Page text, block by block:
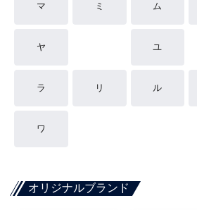
マ ミ ム
ヤ ユ
ラ リ ル
ワ
オリジナルブランド